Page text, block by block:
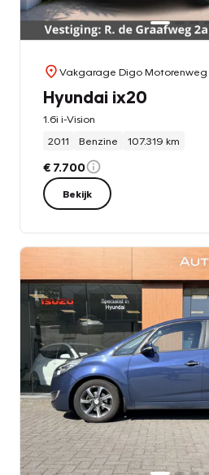
Vakgarage Digo Motorenweg
Hyundai ix20
1.6i i-Vision
2011
Benzine 107.319 km
€ 7.700
Bekijk